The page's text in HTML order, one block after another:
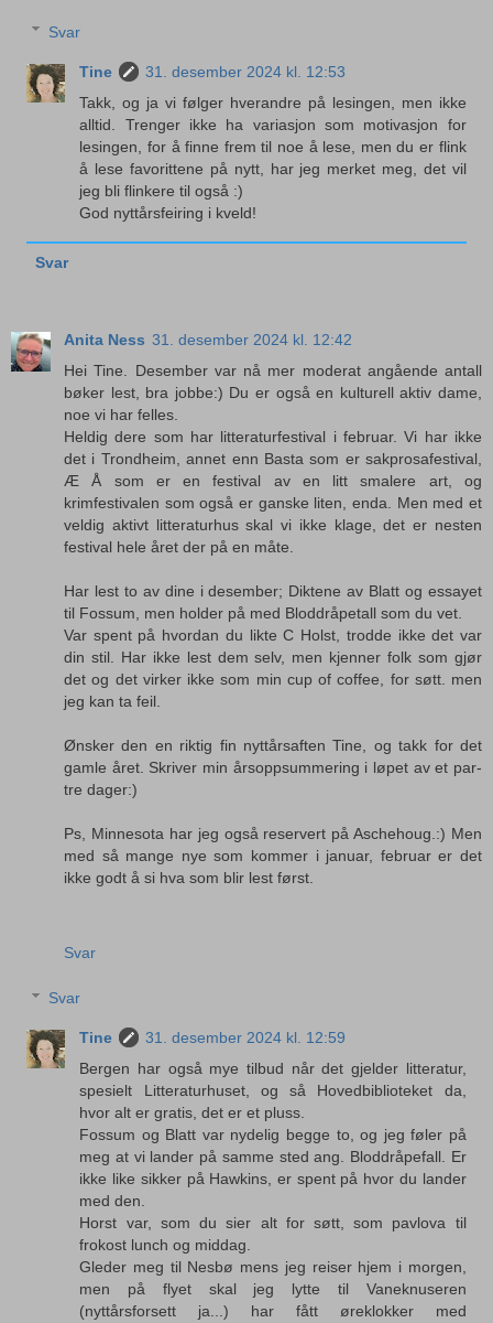
Svar
Tine
31. desember 2024 kl. 12:53
Takk, og ja vi følger hverandre på lesingen, men ikke
alltid. Trenger ikke ha variasjon som motivasjon for
lesingen, for å finne frem til noe å lese, men du er flink
å lese favorittene på nytt, har jeg merket meg, det vil
jeg bli flinkere til også :)
God nyttårsfeiring i kveld!
Svar
Anita Ness 31. desember 2024 kl. 12:42
Hei Tine. Desember var nå mer moderat angående antall
bøker lest, bra jobbe:) Du er også en kulturell aktiv dame,
noe vi har felles.
Heldig dere som har litteraturfestival i februar. Vi har ikke
det i Trondheim, annet enn Basta som er sakprosafestival,
Æ Å som er en festival av en litt smalere art, og
krimfestivalen som også er ganske liten, enda. Men med et
veldig aktivt litteraturhus skal vi ikke klage, det er nesten
festival hele året der på en måte.
Har lest to av dine i desember; Diktene av Blatt og essayet
til Fossum, men holder på med Bloddråpetall som du vet.
Var spent på hvordan du likte C Holst, trodde ikke det var
din stil. Har ikke lest dem selv, men kjenner folk som gjør
det og det virker ikke som min cup of coffee, for søtt. men
jeg kan ta feil.
Ønsker den en riktig fin nyttårsaften Tine, og takk for det
gamle året. Skriver min årsoppsummering i løpet av et par-
tre dager:)
Ps, Minnesota har jeg også reservert på Aschehoug.:) Men
med så mange nye som kommer i januar, februar er det
ikke godt å si hva som blir lest først.
Svar
Svar
Tine
31. desember 2024 kl. 12:59
Bergen har også mye tilbud når det gjelder litteratur,
spesielt Litteraturhuset, og så Hovedbiblioteket da,
hvor alt er gratis, det er et pluss.
Fossum og Blatt var nydelig begge to, og jeg føler på
meg at vi lander på samme sted ang. Bloddråpefall. Er
ikke like sikker på Hawkins, er spent på hvor du lander
med den.
Horst var, som du sier alt for søtt, som pavlova til
frokost lunch og middag.
Gleder meg til Nesbø mens jeg reiser hjem i morgen,
men på flyet skal jeg lytte til Vaneknuseren
(nyttårsforsett ja...) har fått øreklokker med